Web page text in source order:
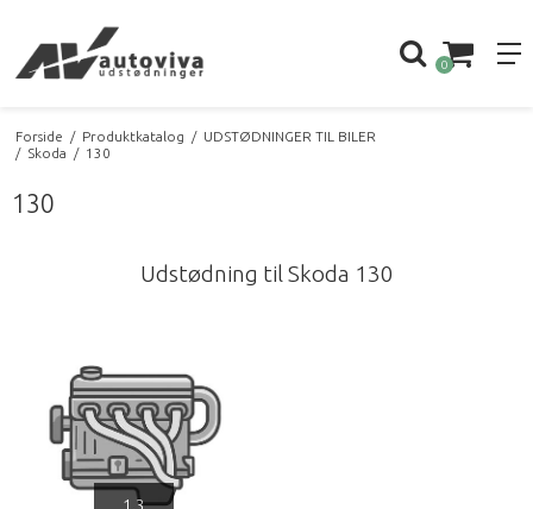
0
Forside / Produktkatalog / UDSTØDNINGER TIL BILER
/ Skoda / 130
130
Udstødning til Skoda 130